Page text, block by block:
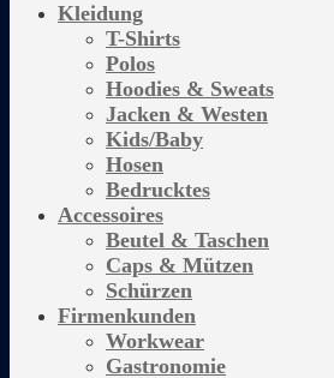
Kleidung
T-Shirts
Polos
Hoodies & Sweats
Jacken & Westen
Kids/Baby
Hosen
Bedrucktes
Accessoires
Beutel & Taschen
Caps & Mützen
Schürzen
Firmenkunden
Workwear
Gastronomie